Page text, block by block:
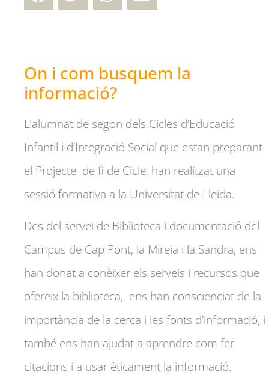
On i com busquem la
informació?
L’alumnat de segon dels Cicles d’Educació
Infantil i d’Integració Social que estan preparant
el Projecte de fi de Cicle, han realitzat una
sessió formativa a la Universitat de Lleida.
Des del servei de Biblioteca i documentació del
Campus de Cap Pont, la Mireia i la Sandra, ens
han donat a conèixer els serveis i recursos que
ofereix la biblioteca, ens han conscienciat de la
importància de la cerca i les fonts d’informació, i
també ens han ajudat a aprendre com fer
citacions i a usar èticament la informació.